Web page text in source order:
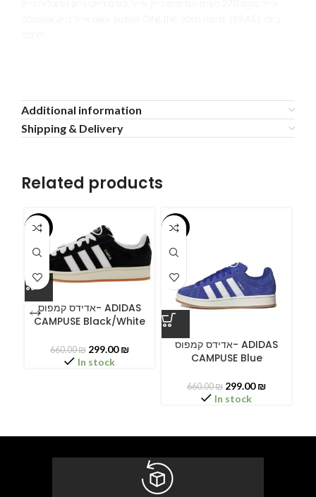
Additional information
Shipping & Delivery
Related products
-55%
אדידס קמפוס- ADIDAS
CAMPUSE Black/White
660.00₪ 299.00₪
In stock
-55%
אדידס קמפוס- ADIDAS
CAMPUSE Blue
660.00₪ 299.00₪
In stock